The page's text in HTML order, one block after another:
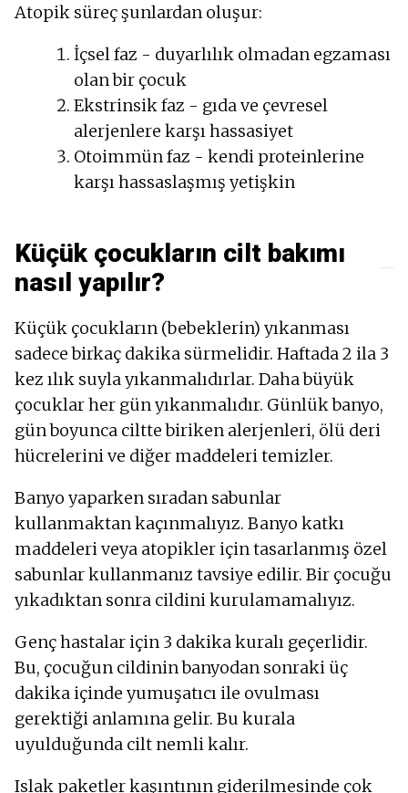
Atopik süreç şunlardan oluşur:
İçsel faz - duyarlılık olmadan egzaması
olan bir çocuk
Ekstrinsik faz - gıda ve çevresel
alerjenlere karşı hassasiyet
Otoimmün faz - kendi proteinlerine
karşı hassaslaşmış yetişkin
Küçük çocukların cilt bakımı
nasıl yapılır?
Küçük çocukların (bebeklerin) yıkanması
sadece birkaç dakika sürmelidir. Haftada 2 ila 3
kez ılık suyla yıkanmalıdırlar. Daha büyük
çocuklar her gün yıkanmalıdır. Günlük banyo,
gün boyunca ciltte biriken alerjenleri, ölü deri
hücrelerini ve diğer maddeleri temizler.
Banyo yaparken sıradan sabunlar
kullanmaktan kaçınmalıyız. Banyo katkı
maddeleri veya atopikler için tasarlanmış özel
sabunlar kullanmanız tavsiye edilir. Bir çocuğu
yıkadıktan sonra cildini kurulamamalıyız.
Genç hastalar için 3 dakika kuralı geçerlidir.
Bu, çocuğun cildinin banyodan sonraki üç
dakika içinde yumuşatıcı ile ovulması
gerektiği anlamına gelir. Bu kurala
uyulduğunda cilt nemli kalır.
Islak paketler kaşıntının giderilmesinde çok